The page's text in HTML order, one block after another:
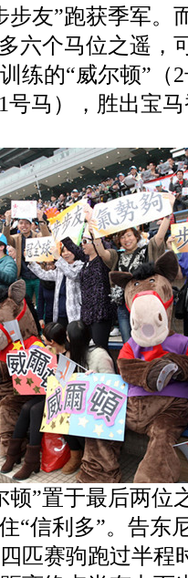
步友”跑获季军。
六个马位之遥，
练的“威尔顿” （2
1号马），胜出宝
顿”置于最后两位
“信利多”。告东
匹赛驹跑过半程